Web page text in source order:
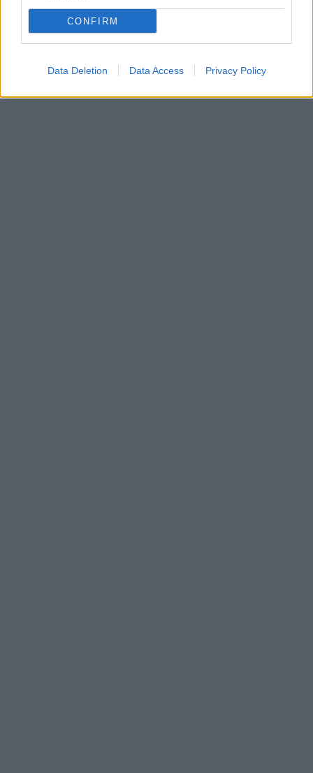
CONFIRM
Data Deletion Data Access Privacy Policy